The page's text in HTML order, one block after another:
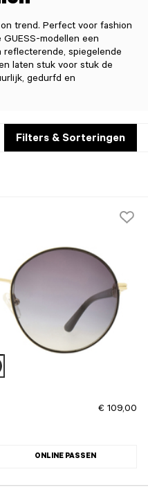
trend. Perfect voor fashion
modellen een
spiegelende
laten stuk voor stuk de
gedurfd en
Filters & Sorteringen
€ 109,00
ONLINE PASSEN